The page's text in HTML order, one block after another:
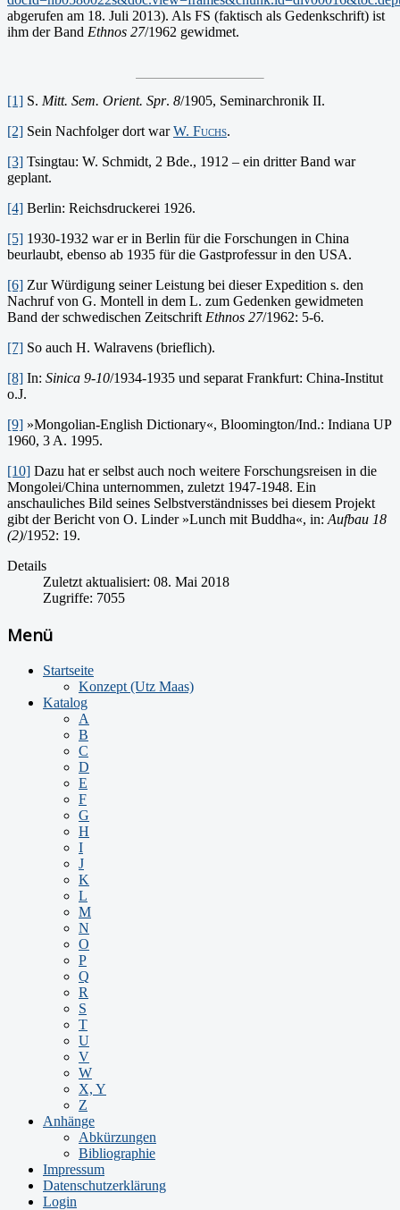
abgerufen am 18. Juli 2013). Als FS (faktisch als Gedenkschrift) ist
ihm der Band Ethnos 27/1962 gewidmet.
[1] S. Mitt. Sem. Orient. Spr. 8/1905, Seminarchronik II.
[2] Sein Nachfolger dort warW. Fuchs.
[3] Tsi­ngtau: W. Schmidt, 2 Bde., 1912 – ein dritter Band war
geplant.
[4] Berlin: Reichsdruckerei 1926.
[5] 1930-1932 war er in Berlin für die Forschungen in China
beurlaubt, ebenso ab 1935 für die Gastprofessur in den USA.
[6] Zur Würdigung seiner Leistung bei dieser Expedition s. den
Nachruf von G. Montell in dem L. zum Gedenken gewidmeten
Band der schwedischen Zeitschrift Ethnos 27/1962: 5-6.
[7] So auch H. Walravens (brieflich).
[8] In: Sinica 9-10/1934-1935 und separat Frankfurt: China-Institut
o.J.
[9] »Mongolian-English Dictionary«, Bloomington/Ind.: Indiana UP
1960, 3 A. 1995.
[10] Dazu hat er selbst auch noch weitere Forschungsreisen in die
Mongolei/China unternommen, zuletzt 1947-1948. Ein
anschauliches Bild seines Selbstverständnisses bei diesem Projekt
gibt der Bericht von O. Linder »Lunch mit Buddha«, in: Aufbau 18
(2)/1952: 19.
Details
Zuletzt aktualisiert: 08. Mai 2018
Zugriffe: 7055
Menü
Startseite
Konzept (Utz Maas)
Katalog
A
B
C
D
E
F
G
H
I
J
K
L
M
N
O
P
Q
R
S
T
U
V
W
X, Y
Z
Anhänge
Abkürzungen
Bibliographie
Impressum
Datenschutzerklärung
Login